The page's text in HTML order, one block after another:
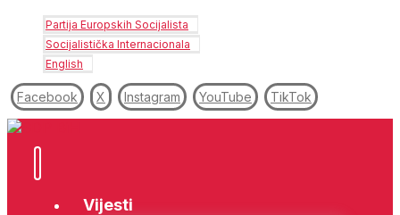
Partija Europskih Socijalista
Socijalistička Internacionala
English
Facebook X Instagram YouTube TikTok
Vijesti